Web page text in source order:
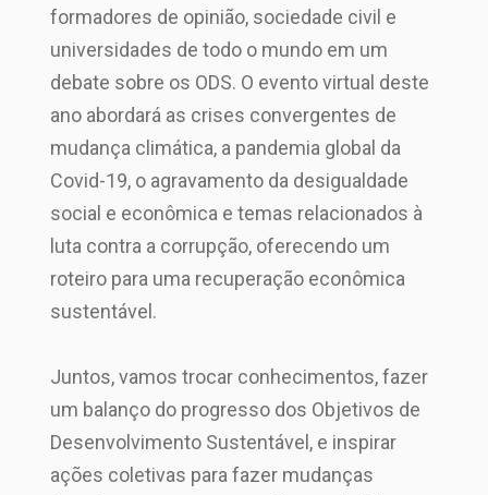
formadores de opinião, sociedade civil e
universidades de todo o mundo em um
debate sobre os ODS. O evento virtual deste
ano abordará as crises convergentes de
mudança climática, a pandemia global da
Covid-19, o agravamento da desigualdade
social e econômica e temas relacionados à
luta contra a corrupção, oferecendo um
roteiro para uma recuperação econômica
sustentável.
Juntos, vamos trocar conhecimentos, fazer
um balanço do progresso dos Objetivos de
Desenvolvimento Sustentável, e inspirar
ações coletivas para fazer mudanças